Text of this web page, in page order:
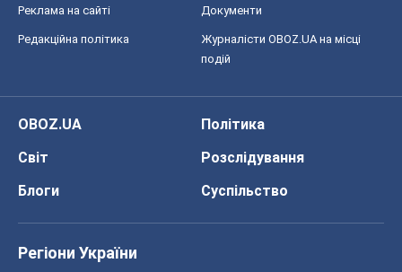
Реклама на сайті Документи
Редакційна політика
Журналісти OBOZ.UA на місці
подій
OBOZ.UA
Політика
Світ
Розслідування
Блоги
Суспільство
Регіони України